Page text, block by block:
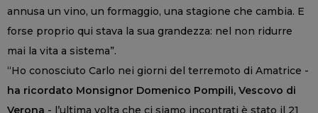
annusa un vino, un formaggio, una stagione che cambia. E
forse proprio qui stava la sua grandezza: nel non ridurre
mai la vita a sistema”.
“Ho conosciuto Carlo nei giorni del terremoto di Amatrice -
ha ricordato Monsignor Domenico Pompili, Vescovo di
Verona - l’ultima volta che ci siamo incontrati è stato il 21